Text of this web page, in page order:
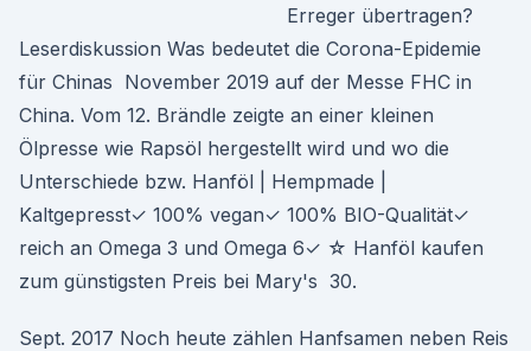
Erreger übertragen?
Leserdiskussion Was bedeutet die Corona-Epidemie
für Chinas November 2019 auf der Messe FHC in
China. Vom 12. Brändle zeigte an einer kleinen
Ölpresse wie Rapsöl hergestellt wird und wo die
Unterschiede bzw. Hanföl | Hempmade |
Kaltgepresst✓ 100% vegan✓ 100% BIO-Qualität✓
reich an Omega 3 und Omega 6✓ ☆ Hanföl kaufen
zum günstigsten Preis bei Mary's 30.
Sept. 2017 Noch heute zählen Hanfsamen neben Reis